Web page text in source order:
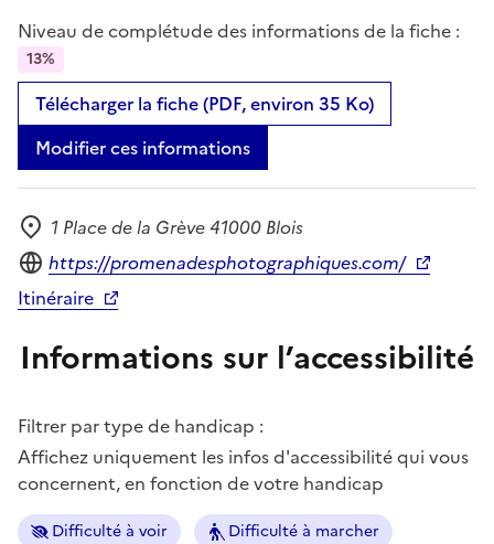
Niveau de complétude des informations de la fiche :
13%
Télécharger la fiche (PDF, environ 35 Ko)
Modifier ces informations
Adresse
1 Place de la Grève 41000 Blois
Site internet
https://promenadesphotographiques.com/
Itinéraire
Informations sur l’accessibilité
Filtrer par type de handicap :
Affichez uniquement les infos d'accessibilité qui vous
concernent, en fonction de votre handicap
Difficulté à voir Difficulté à marcher